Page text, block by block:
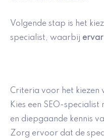
Volgende stap is het
specialist, waarbij
Criteria voor het kiezen
Kies een SEO-
en diepgaande kennis
Zorg ervoor dat de